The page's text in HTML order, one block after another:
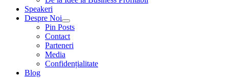
Speakeri
Despre Noi
Pin Posts
Contact
Parteneri
Media
Confidențialitate
Blog